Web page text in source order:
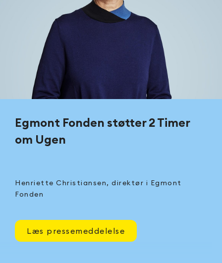
Egmont Fonden støtter 2 Timer
om Ugen
Henriette Christiansen, direktør i Egmont
Fonden
Læs pressemeddelelse